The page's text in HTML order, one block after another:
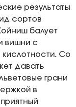
результаты
сортов
балует
вишни с
кислотности. Со
давать
грани
в